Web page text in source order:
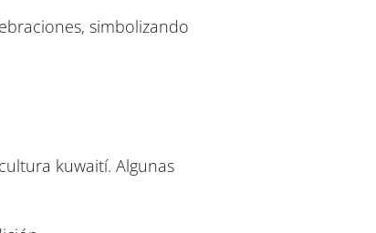
simbolizando
kuwaití. Algunas